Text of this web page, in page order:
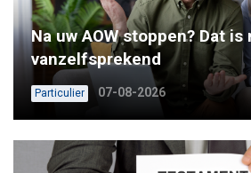
Particulier 07-08-2026
Na uw AOW stoppen? Dat
vanzelfsprekend